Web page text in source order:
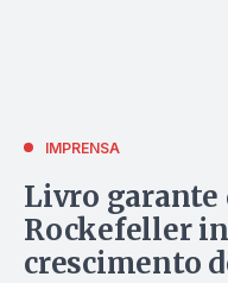
IMPRENSA
Livro garante
Rockefeller
crescimento